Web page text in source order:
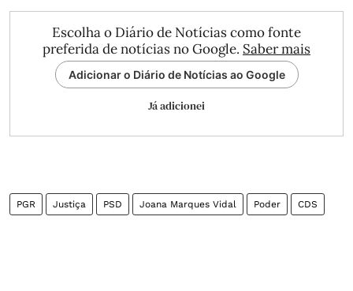
Escolha o Diário de Notícias como fonte
preferida de notícias no Google. Saber mais
Adicionar o Diário de Notícias ao Google
Já adicionei
PGR Justiça PSD Joana Marques Vidal Poder CDS